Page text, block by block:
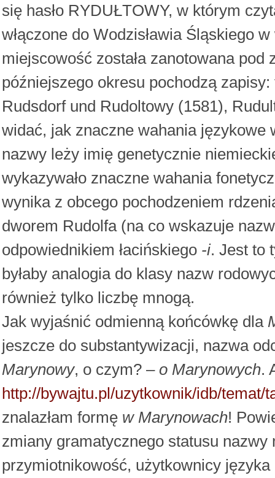
się hasło RYDUŁTOWY, w którym
włączone do Wodzisławia Śląskiego
miejscowość została zanotowana
późniejszego okresu pochodzą
Rudsdorf und Rudoltowy (1581),
widać, jak znaczne wahania językowe
nazwy leży imię genetycznie
wykazywało znaczne wahania
wynika z obcego pochodzeniem
dworem Rudolfa (na co wskazuje
odpowiednikiem łacińskiego -i. Jest to
byłaby analogia do klasy nazw
również tylko liczbę mnogą.
Jak wyjaśnić odmienną końcówkę dla
jeszcze do substantywizacji, nazwa
Marynowy, o czym? – o Marynowych.
http://bywajtu.pl/uzytkownik/idb/
znalazłam formę w Marynowach!
zmiany gramatycznego statusu
przymiotnikowość, użytkownicy